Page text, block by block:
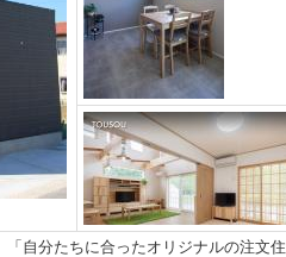
自分たちに合ったオリジナルの注文住